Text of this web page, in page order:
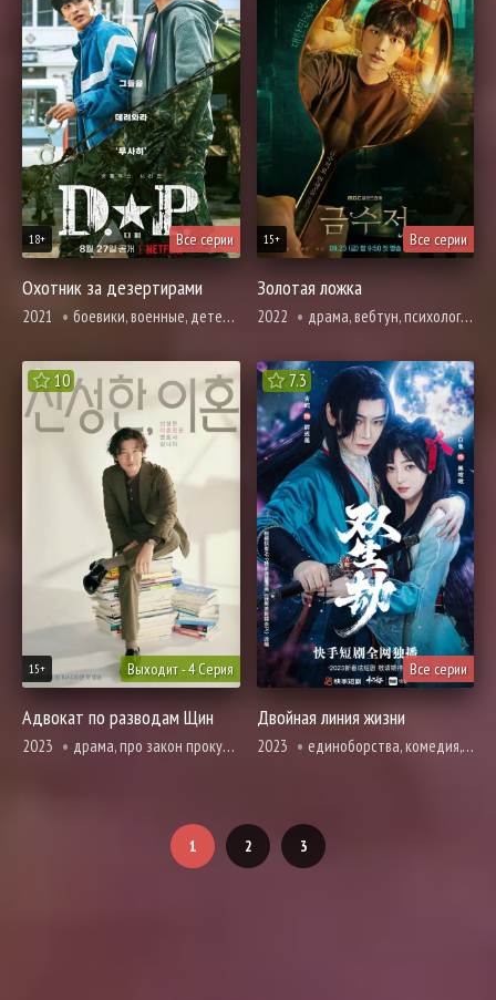
Все серии
18+
Охотник за дезертирами
2021 боевики, военные, детектив, драма, комедия, броманс, вебтун
Все серии
15+
Золотая ложка
2022 драма, вебтун, психология, про призраков, демонов и сверхъестественное, фэнтези, смерть
10
Выходит - 4 Серия
15+
Адвокат по разводам Щин
2023 драма, про закон прокуроров и адвокатов, вебтун
7.3
Все серии
Двойная линия жизни
2023 единоборства, комедия, вебтун, романтика, фэнтези
1 2 3